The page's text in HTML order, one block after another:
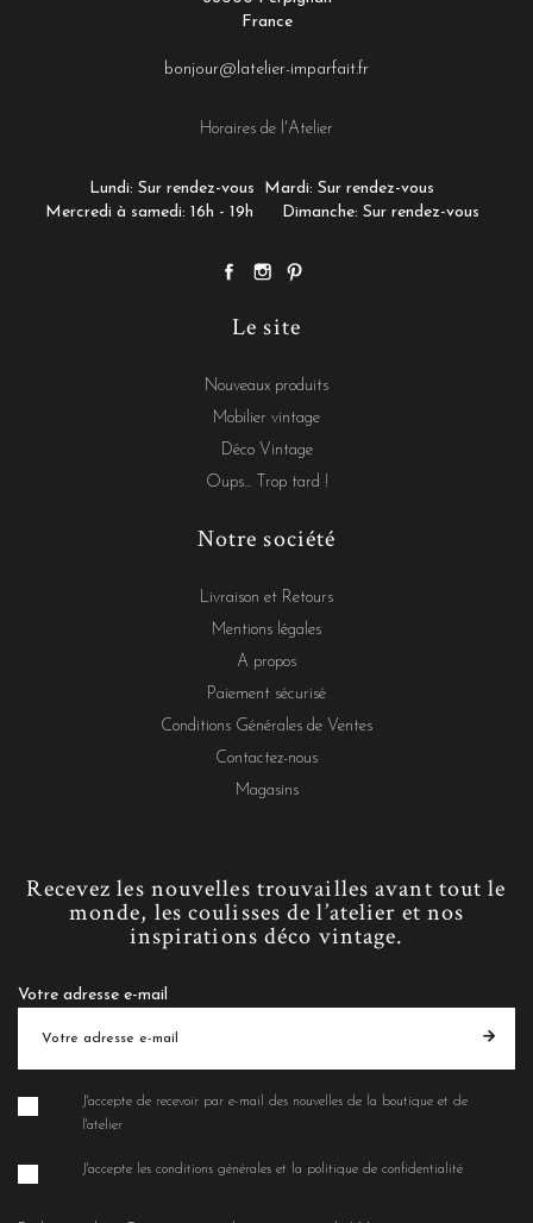
France
bonjour@latelier-imparfait.fr
Horaires de l'Atelier
Lundi: Sur rendez-vous
Mardi: Sur rendez-vous
Mercredi à samedi: 16h - 19h
Dimanche: Sur rendez-vous
Le site
Nouveaux produits
Mobilier vintage
Déco Vintage
Oups... Trop tard !
Notre société
Livraison et Retours
Mentions légales
A propos
Paiement sécurisé
Conditions Générales de Ventes
Contactez-nous
Magasins
Recevez les nouvelles trouvailles avant tout le
monde, les coulisses de l’atelier et nos
inspirations déco vintage.
Votre adresse e-mail
J'accepte de recevoir par e-mail des nouvelles de la boutique et de
l'atelier
J'accepte les conditions générales et la politique de confidentialité